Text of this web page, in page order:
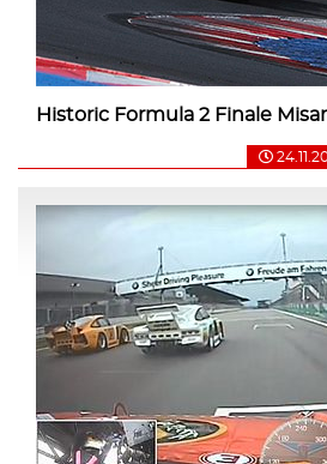
Historic Formula 2 Finale